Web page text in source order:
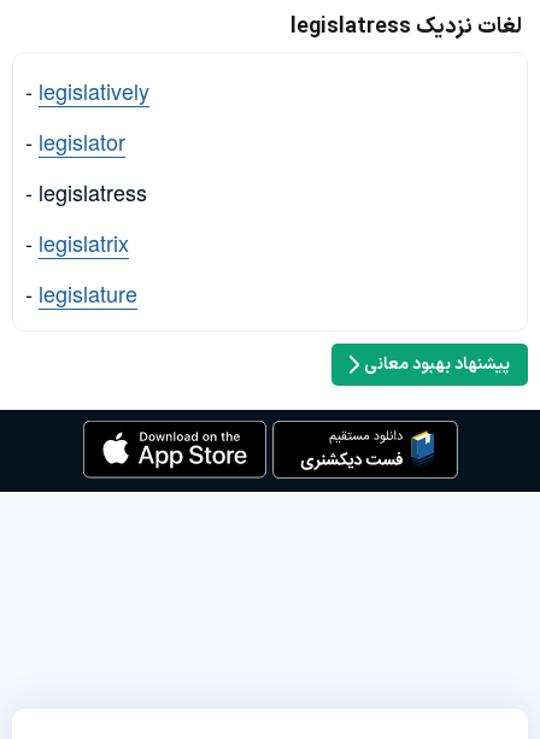
لغات نزدیک legislatress
- legislatively
- legislator
- legislatress
- legislatrix
- legislature
پیشنهاد بهبود معانی